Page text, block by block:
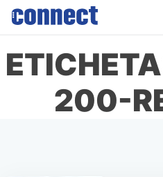
Skip
content
200-